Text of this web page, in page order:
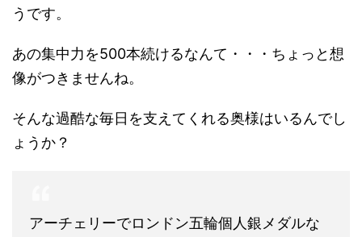
うです。
あの集中力を500本続けるなんて・・・ちょっと想
像がつきませんね。
そんな過酷な毎日を支えてくれる奥様はいるんでし
ょうか？
アーチェリーでロンドン五輪個人銀メダルな